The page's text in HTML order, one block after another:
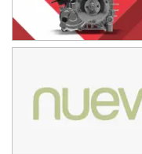
VICTORIENSE - F7
El Cerro (Tierra)
Victoria (Entre Ríos)
Moto Club Reginense (Tierra)
Gral. E. Godoy (Río Negro)